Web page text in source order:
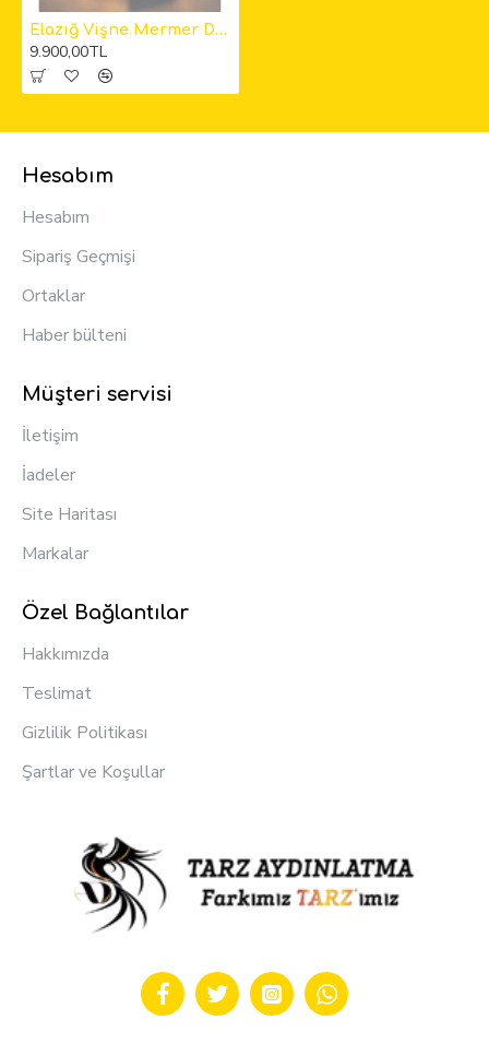
Elazığ Vişne Mermer Disk Aplik
9.900,00TL
Hesabım
Hesabım
Sipariş Geçmişi
Ortaklar
Haber bülteni
Müşteri servisi
İletişim
İadeler
Site Haritası
Markalar
Özel Bağlantılar
Hakkımızda
Teslimat
Gizlilik Politikası
Şartlar ve Koşullar